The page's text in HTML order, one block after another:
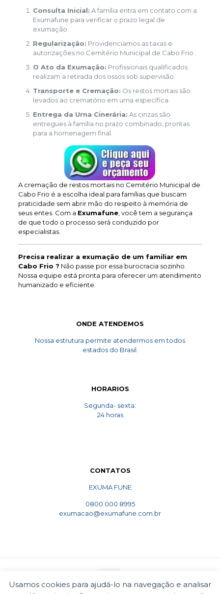
Usamos cookies para ajudá-lo na navegação e analisar
Consulta Inicial: A família entra em contato com a
Exumafune para verificar o prazo legal de
exumação.
Regularização: Providenciamos as taxas e
autorizações no Cemitério Municipal de Cabo Frio .
O Ato da Exumação: Profissionais qualificados
realizam a retirada dos ossos sob supervisão.
Transporte e Cremação: Os restos mortais são
levados ao crematório em urna específica.
Entrega da Urna Cinerária: As cinzas são
entregues à família no prazo combinado, prontas
para a homenagem final.
A cremação de restos mortais no Cemitério Municipal de
Cabo Frio é a escolha ideal para famílias que buscam
praticidade sem abrir mão do respeito à memória de
seus entes. Com a Exumafune, você tem a segurança
de que todo o processo será conduzido por
especialistas.
Precisa realizar a exumação de um familiar em
Cabo Frio ? Não passe por essa burocracia sozinho.
Nossa equipe está pronta para oferecer um atendimento
humanizado e eficiente.
ONDE ATENDEMOS
Nossa estrutura permite atendermos em todos
estados do Brasil.
HORARIOS
Segunda- sexta:
24 horas
CONTATOS
EXUMA FUNE
0800 000 8995
exumacao@exumafune.com.br